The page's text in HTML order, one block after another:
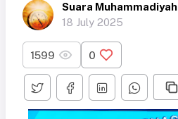
Suara Muhammadiyah
18 July 2025
1599 0